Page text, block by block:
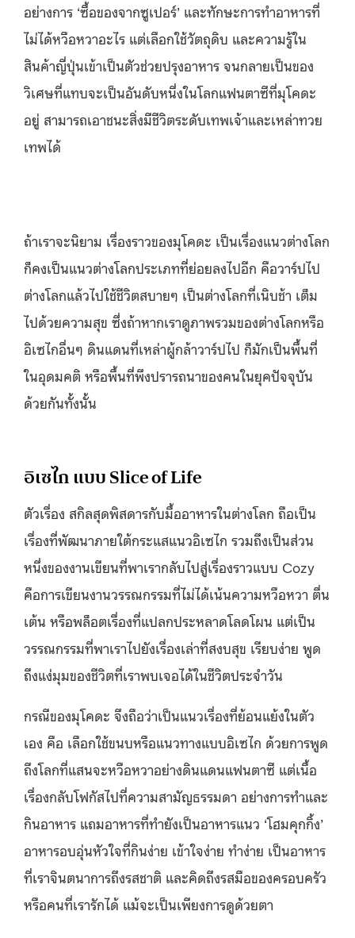
อย่างการ ‘ซื้อของจากซูเปอร์’ และทักษะการทำอาหารที่
ไม่ได้หวือหวาอะไร แต่เลือกใช้วัตถุดิบ และความรู้ใน
สินค้าญี่ปุ่นเข้าเป็นตัวช่วยปรุงอาหาร จนกลายเป็นของ
วิเศษที่แทบจะเป็นอันดับหนึ่งในโลกแฟนตาซีที่มุโคดะ
อยู่ สามารถเอาชนะสิ่งมีชีวิตระดับเทพเจ้าและเหล่าทวย
เทพได้
ถ้าเราจะนิยาม เรื่องราวของมุโคดะ เป็นเรื่องแนวต่างโลก
ก็คงเป็นแนวต่างโลกประเภทที่ย่อยลงไปอีก คือวาร์ปไป
ต่างโลกแล้วไปใช้ชีวิตสบายๆ เป็นต่างโลกที่เนิบช้า เต็ม
ไปด้วยความสุข ซึ่งถ้าหากเราดูภาพรวมของต่างโลกหรือ
อิเซไกอื่นๆ ดินแดนที่เหล่าผู้กล้าวาร์ปไป ก็มักเป็นพื้นที่
ในอุดมคติ หรือพื้นที่พึงปรารถนาของคนในยุคปัจจุบัน
ด้วยกันทั้งนั้น
อิเซไก แบบ Slice of Life
ตัวเรื่อง สกิลสุดพิสดารกับมื้ออาหารในต่างโลก ถือเป็น
เรื่องที่พัฒนาภายใต้กระแสแนวอิเซไก รวมถึงเป็นส่วน
หนึ่งของงานเขียนที่พาเรากลับไปสู่เรื่องราวแบบ Cozy
คือการเขียนงานวรรณกรรมที่ไม่ได้เน้นความหวือหวา ตื่น
เต้น หรือพล็อตเรื่องที่แปลกประหลาดโลดโผน แต่เป็น
วรรณกรรมที่พาเราไปยังเรื่องเล่าที่สงบสุข เรียบง่าย พูด
ถึงแง่มุมของชีวิตที่เราพบเจอได้ในชีวิตประจำวัน
กรณีของมุโคดะ จึงถือว่าเป็นแนวเรื่องที่ย้อนแย้งในตัว
เอง คือ เลือกใช้ขนบหรือแนวทางแบบอิเซไก ด้วยการพูด
ถึงโลกที่แสนจะหวือหวาอย่างดินแดนแฟนตาซี แต่เนื้อ
เรื่องกลับโฟกัสไปที่ความสามัญธรรมดา อย่างการทำและ
กินอาหาร แถมอาหารที่ทำยังเป็นอาหารแนว ‘โฮมคุกกิ้ง’
อาหารอบอุ่นหัวใจที่กินง่าย เข้าใจง่าย ทำง่าย เป็นอาหาร
ที่เราจินตนาการถึงรสชาติ และคิดถึงรสมือของครอบครัว
หรือคนที่เรารักได้ แม้จะเป็นเพียงการดูด้วยตา